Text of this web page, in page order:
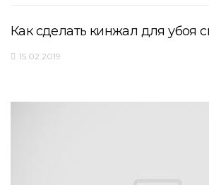
Как сделать кинжал для убоя
15.02.2019